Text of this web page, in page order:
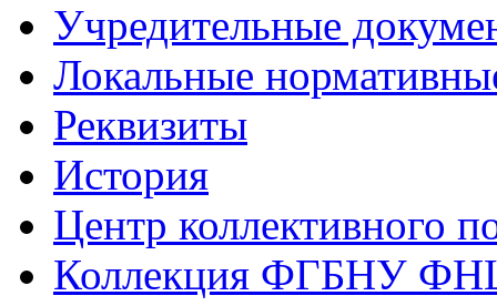
Учредительные
Локальные
Реквизиты
История
Центр коллективного
Коллекция ФГБНУ